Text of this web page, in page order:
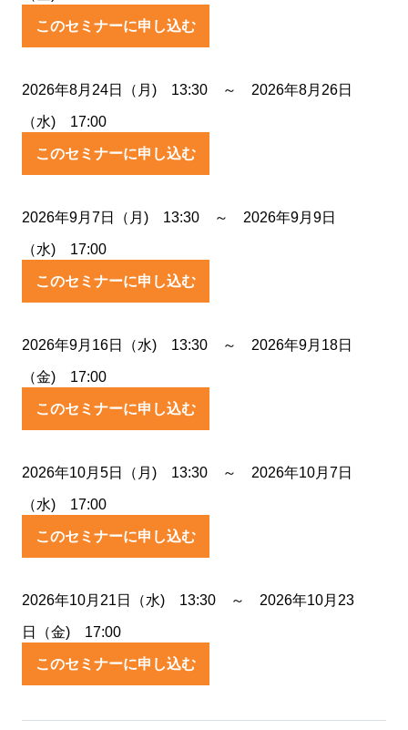
このセミナーに申し込む
2026年8月24日（月) 13:30 ～ 2026年8月26日
（水) 17:00
このセミナーに申し込む
2026年9月7日（月) 13:30 ～ 2026年9月9日
（水) 17:00
このセミナーに申し込む
2026年9月16日（水) 13:30 ～ 2026年9月18日
（金) 17:00
このセミナーに申し込む
2026年10月5日（月) 13:30 ～ 2026年10月7日
（水) 17:00
このセミナーに申し込む
2026年10月21日（水) 13:30 ～ 2026年10月23
日（金) 17:00
このセミナーに申し込む